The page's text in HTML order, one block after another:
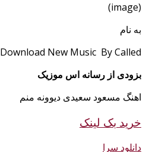
(image)
به نام
Download New Music By Called
بزودی از رسانه اس موزیک
اهنگ مسعود سعیدی دیوونه منم
خرید بک لینک
دانلود سرا